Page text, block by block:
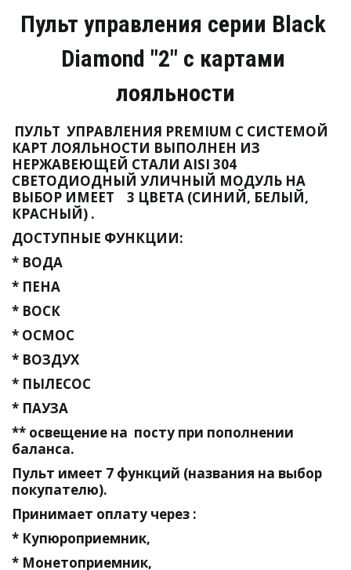
Пульт управления серии Black
Diamond "2" с картами
лояльности
ПУЛЬТ  УПРАВЛЕНИЯ PREMIUM С СИСТЕМОЙ
КАРТ ЛОЯЛЬНОСТИ ВЫПОЛНЕН ИЗ
НЕРЖАВЕЮЩЕЙ СТАЛИ AISI 304
CВЕТОДИОДНЫЙ УЛИЧНЫЙ МОДУЛЬ НА
ВЫБОР ИМЕЕТ    3 ЦВЕТА (СИНИЙ, БЕЛЫЙ,
КРАСНЫЙ) .
ДОСТУПНЫЕ ФУНКЦИИ:
* ВОДА
* ПЕНА
* ВОСК
* ОСМОС
* ВОЗДУХ
* ПЫЛЕСОС
* ПАУЗА
** освещение на  посту при пополнении
баланса.
Пульт имеет 7 функций (названия на выбор
покупателю).
Принимает оплату через :
* Купюроприемник,
* Монетоприемник,